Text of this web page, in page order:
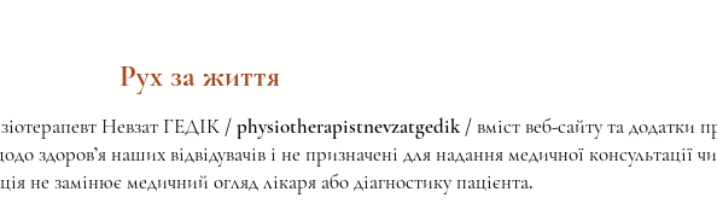
Рух за життя
Невзат ГЕДІК / physiotherapistnevzatgedik / вміст веб-сайту та додатки
здоров’я наших відвідувачів і не призначені для надання медичної консультації
не замінює медичний огляд лікаря або діагностику пацієнта.